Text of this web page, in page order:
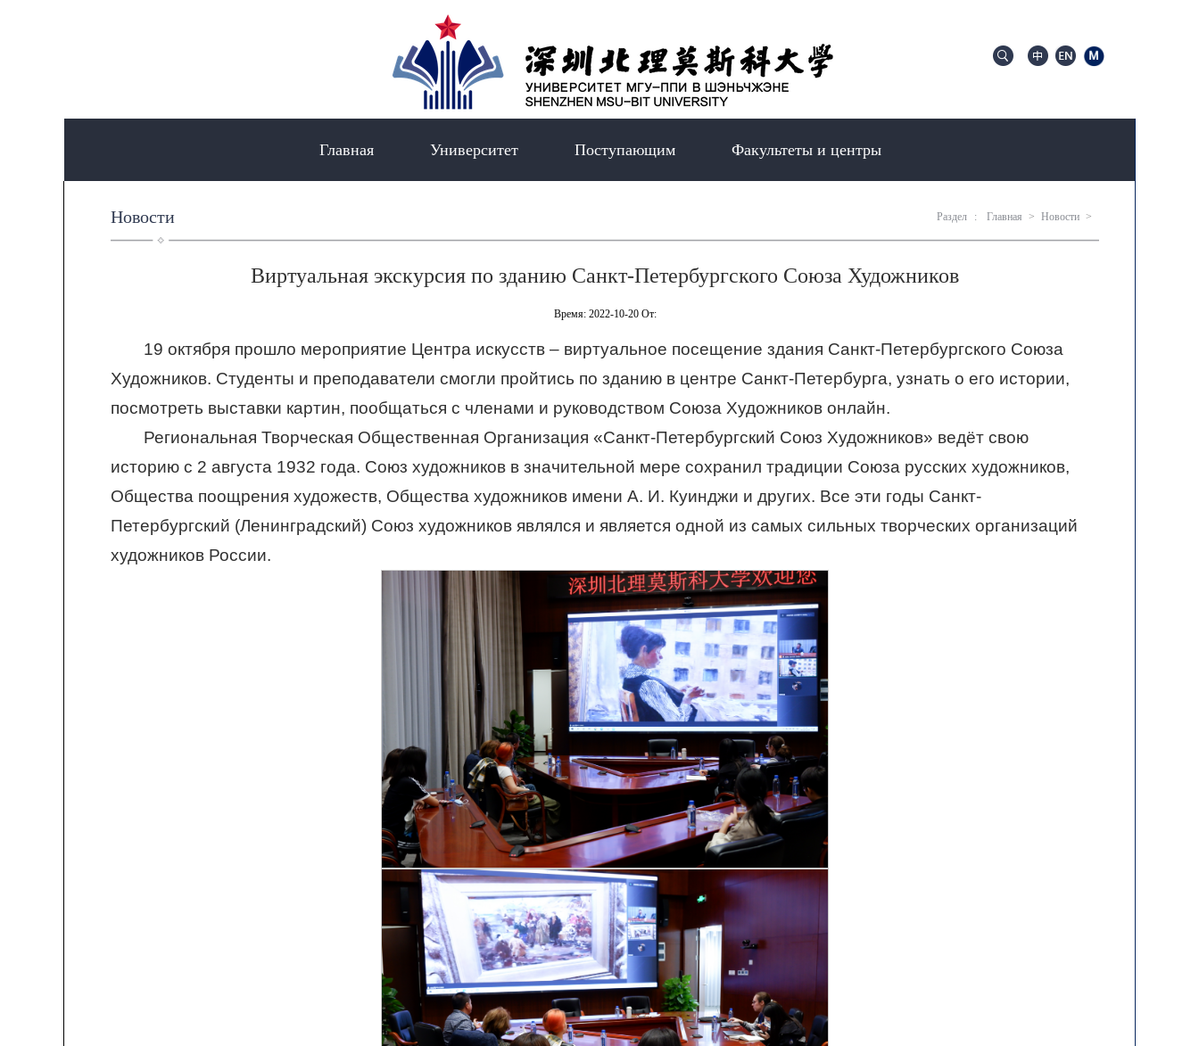
Главная Университет Поступающим Факультеты и центры
Новости Раздел : Главная > Новости >
Виртуальная экскурсия по зданию Санкт-Петербургского Союза Художников
Время: 2022-10-20 От:
19 октября прошло мероприятие Центра искусств – виртуальное посещение здания Санкт-Петербургского Союза
Художников. Студенты и преподаватели смогли пройтись по зданию в центре Санкт-Петербурга, узнать о его истории,
посмотреть выставки картин, пообщаться с членами и руководством Союза Художников онлайн.
Региональная Творческая Общественная Организация «Санкт-Петербургский Союз Художников» ведёт свою
историю с 2 августа 1932 года. Союз художников в значительной мере сохранил традиции Союза русских художников,
Общества поощрения художеств, Общества художников имени А. И. Куинджи и других. Все эти годы Санкт-
Петербургский (Ленинградский) Союз художников являлся и является одной из самых сильных творческих организаций
художников России.